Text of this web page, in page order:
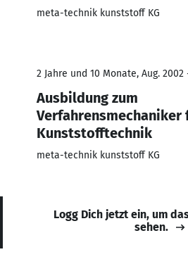
meta-technik kunststoff KG
2 Jahre und 10 Monate, Aug.
Ausbildung zum
Verfahrensmechaniker
Kunststofftechnik
meta-technik kunststoff KG
Logg Dich jetzt ein, um
sehen.